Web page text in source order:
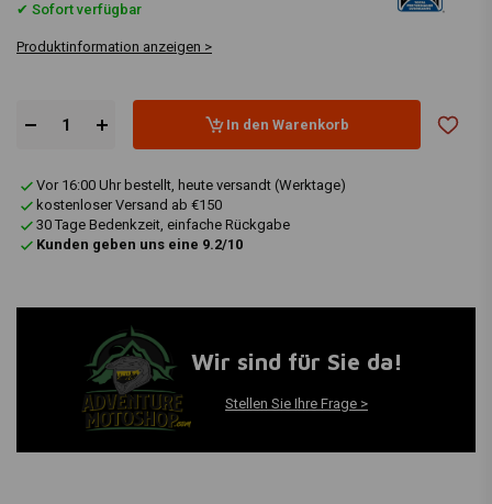
✔ Sofort verfügbar
Produktinformation anzeigen >
In den Warenkorb
Vor 16:00 Uhr bestellt, heute versandt (Werktage)
kostenloser Versand ab €150
30 Tage Bedenkzeit, einfache Rückgabe
Kunden geben uns eine 9.2/10
Wir sind für Sie da!
Stellen Sie Ihre Frage >